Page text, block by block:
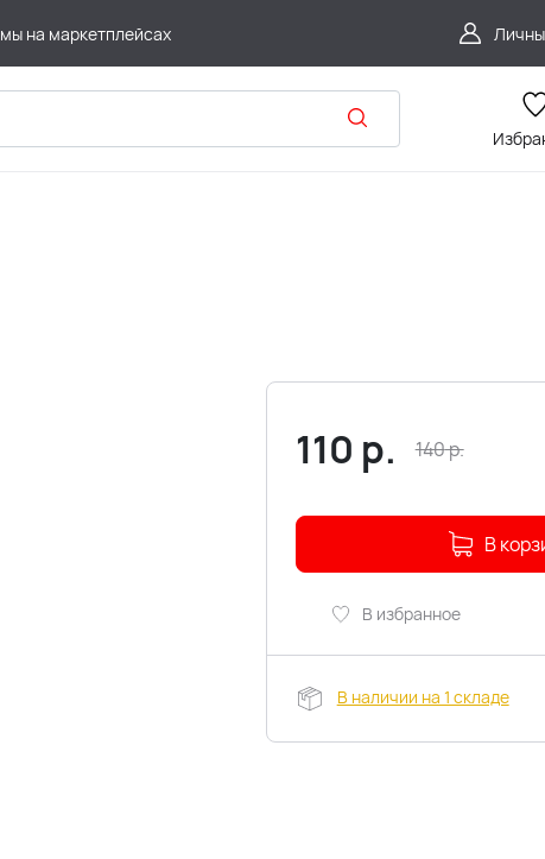
мы на маркетплейсах
110 р. 140р.
В
В избранное
В наличии на 1 складе